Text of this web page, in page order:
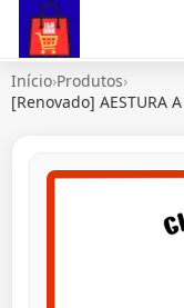
Início›Produtos›
[Renovado] AESTURA